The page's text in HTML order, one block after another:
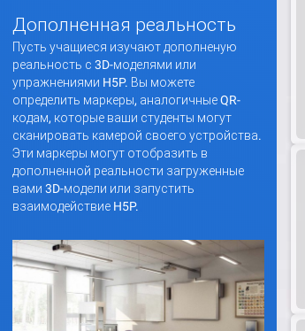
Дополненная реальность
Пусть учащиеся изучают дополненую
реальность с 3D-моделями или
упражнениями H5P. Вы можете
определить маркеры, аналогичные QR-
кодам, которые ваши студенты могут
сканировать камерой своего устройства.
Эти маркеры могут отобразить в
дополненной реальности загруженные
вами 3D-модели или запустить
взаимодействие H5P.